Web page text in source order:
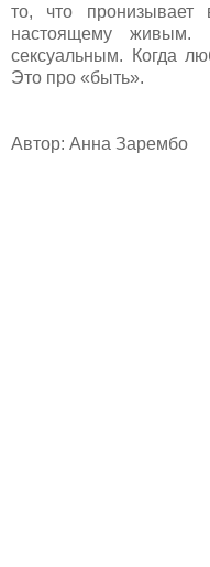
то, что
настоящему
сексуальным. Когда
Это про «быть».
Автор: Анна Зарембо